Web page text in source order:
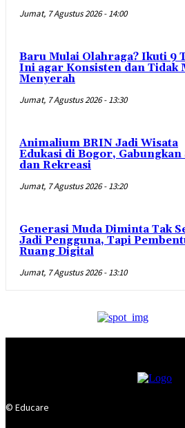
Jumat, 7 Agustus 2026 - 14:00
Baru Mulai Olahraga? Ikuti 9
Ini agar Konsisten dan Tidak
Menyerah
Jumat, 7 Agustus 2026 - 13:30
Animalium BRIN Jadi Wisata
Edukasi di Bogor, Gabungkan
dan Rekreasi
Jumat, 7 Agustus 2026 - 13:20
Generasi Muda Diminta Tak
Jadi Pengguna, Tapi
Ruang Digital
Jumat, 7 Agustus 2026 - 13:10
© Educare